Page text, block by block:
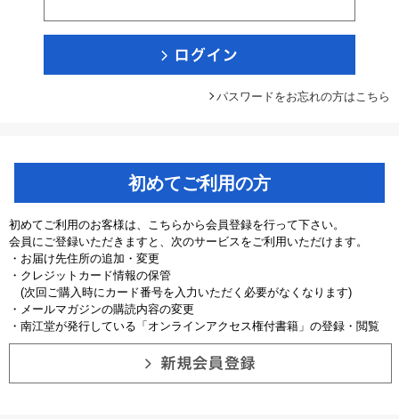
パスワードをお忘れの方はこちら
初めてご利用の方
初めてご利用のお客様は、こちらから会員登録を行って下さい。
会員にご登録いただきますと、次のサービスをご利用いただけます。
・お届け先住所の追加・変更
・クレジットカード情報の保管
(次回ご購入時にカード番号を入力いただく必要がなくなります)
・メールマガジンの購読内容の変更
・南江堂が発行している「オンラインアクセス権付書籍」の登録・閲覧